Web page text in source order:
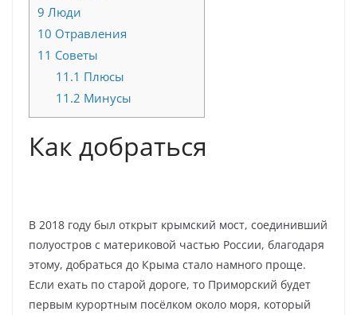
9 Люди
10 Отравления
11 Советы
11.1 Плюсы
11.2 Минусы
Как добраться
В 2018 году был открыт крымский мост, соединивший
полуостров с материковой частью России, благодаря
этому, добраться до Крыма стало намного проще.
Если ехать по старой дороге, то Приморский будет
первым курортным посёлком около моря, который